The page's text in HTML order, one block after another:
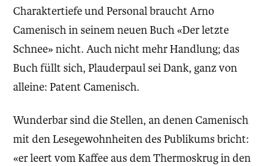
Charaktertiefe und Personal braucht Arno
Camenisch in seinem neuen Buch «Der letzte
Schnee» nicht. Auch nicht mehr Handlung; das
Buch füllt sich, Plauderpaul sei Dank, ganz von
alleine: Patent Camenisch.
Wunderbar sind die Stellen, an denen Camenisch
mit den Lesegewohnheiten des Publikums bricht:
«er leert vom Kaffee aus dem Thermoskrug in den